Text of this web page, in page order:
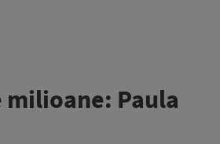
milioane: Paula